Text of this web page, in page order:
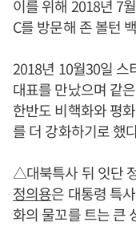
이를 위해 2018년 7
C를 방문해 존 볼턴
2018년 10월30일 스
대표를 만났으며 같
한반도 비핵화와 평
를 더 강화하기로 했
△대북특사 뒤 잇단
정의용은 대통령 특
화의 물꼬를 트는 큰